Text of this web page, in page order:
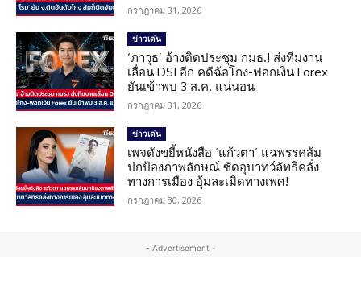
กรกฎาคม 31, 2026
ข่าวเด่น
‘ภาวุธ’ อ้างติดประชุม กมธ.! ส่งทีมงาน
เลื่อน DSI อีก คดีฉ้อโกง-ฟอกเงิน Forex
ยันเข้าพบ 3 ส.ค. แน่นอน
กรกฎาคม 31, 2026
ข่าวเด่น
เพจดังขยี้หนังสือ ‘แก้วตา’ แฉพรรคส้ม
ปกป้องภาพลักษณ์ ซัดอุบาทว์ลัทธิคลั่ง
ทางการเมือง อุ้มละเมิดทางเพศ!
กรกฎาคม 30, 2026
- Advertisement -